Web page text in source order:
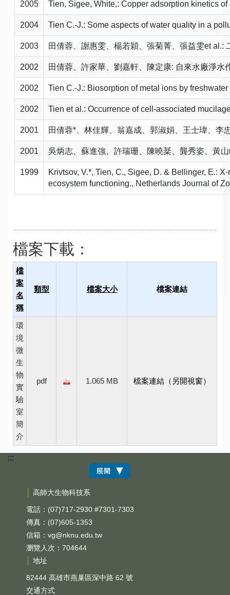
2005 Tien, Sigee, White,: Copper adsorption kinetics
2004 Tien C.-J.: Some aspects of water quality in a
2003 田倩蓉、謝惠雯、楊若穎、張菊菁、張益雯et al.:
2002 田倩蓉、許家華、劉嘉軒、陳定康: 自來水廠淨
2002 Tien C.-J.: Biosorption of metal ions by
2002 Tien et al.: Occurrence of cell-associated
2001 田倩蓉*、林佳輝、翁嘉成、郭淑娟、王士瑋、李
2001 吳炳志、蘇進強、許瑞珊、陳曉棻、龔秀姿、黃
1999
Krivtsov, V.*, Tien, C., Sigee, D. & Bellinger, E.:
ecosystem functioning., Netherlands Journal of
檔案下載：
檔
案
名
稱
類型 檔案大小 檔案連結
環
境
微
生
物
實
驗
室
簡
介
pdf 1.065 MB 檔案連結（另開視窗）
:::
高師大生物科技系
電話：(07)717-2930 #7301-7303
傳真：(07)605-1353
信箱： vg@nknu.edu.tw
瀏覽人次：704644
地址
82444 高雄市燕巢區深中路 62 號
交通方式